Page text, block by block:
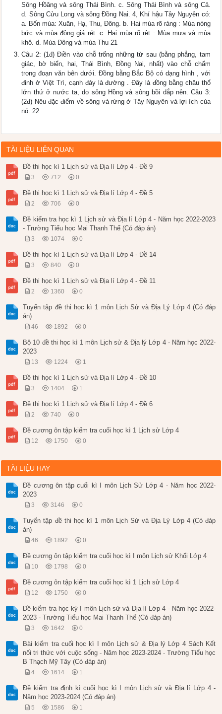
Sông Hồâng và sông Thái Bình. c. Sông Thái Bình và sông Cả.
d. Sông Cửu Long và sông Đồng Nai. 4, Khí hậu Tây Nguyên có:
a. Bốn mùa: Xuân, Hạ, Thu, Đông. b. Hai mùa rõ ràng : Mùa nóng
bức và mùa đông giá rét. c. Hai mùa rõ rệt : Mùa mưa và mùa
khô. d. Mùa Đông và mùa Thu 21
Câu 2: (1đ) Điền vào chỗ trống những từ sau (bằng phẳng, tam
giác, bờ biển, hai, Thái Bình, Đồng Nai, nhất) vào chỗ chấm
trong đoạn văn bên dưới. Đồng bằng Bắc Bộ có dạng hình , với
đỉnh ở Việt Trì, cạnh đáy là đường . Đây là đồng bằng châu thổ
lớn thứ ở nước ta, do sông Hồng và sông bồi dắp nên. Câu 3:
(2đ) Nêu đặc điểm về sông và rừng ở Tây Nguyên và lợi ích của
nó. 22
TÀI LIỆU LIÊN QUAN
Đề thi học kì 1 Lịch sử và Địa lí Lớp 4 - Đề 9
3 712 0
Đề thi học kì 1 Lịch sử và Địa lí Lớp 4 - Đề 5
2 706 0
Đề kiểm tra học kì 1 Lịch sử và Địa lí Lớp 4 - Năm học 2022-2023
- Trường Tiểu học Mai Thanh Thế (Có đáp án)
3 1074 0
Đề thi học kì 1 Lịch sử và Địa lí Lớp 4 - Đề 14
3 840 0
Đề thi học kì 1 Lịch sử và Địa lí Lớp 4 - Đề 11
2 1360 0
Tuyển tập đề thi học kì 1 môn Lịch Sử và Địa Lý Lớp 4 (Có đáp
án)
46 1892 0
Bộ 10 đề thi học kì 1 môn Lịch sử & Địa lý Lớp 4 - Năm học 2022-
2023
13 1224 1
Đề thi học kì 1 Lịch sử và Địa lí Lớp 4 - Đề 10
3 1404 1
Đề thi học kì 1 Lịch sử và Địa lí Lớp 4 - Đề 6
2 740 0
Đề cương ôn tập kiểm tra cuối học kì 1 Lịch sử Lớp 4
12 1750 0
TÀI LIỆU HAY
Đề cương ôn tập cuối kì I môn Lịch Sử Lớp 4 - Năm học 2022-
2023
3 3146 0
Tuyển tập đề thi học kì 1 môn Lịch Sử và Địa Lý Lớp 4 (Có đáp
án)
46 1892 0
Đề cương ôn tập kiểm tra cuối học kì I môn Lịch sử Khối Lớp 4
10 1798 0
Đề cương ôn tập kiểm tra cuối học kì 1 Lịch sử Lớp 4
12 1750 0
Đề kiểm tra học kỳ I môn Lịch sử và Địa lí Lớp 4 - Năm học 2022-
2023 - Trường Tiểu học Mai Thanh Thế (Có đáp án)
3 1642 0
Bài kiểm tra cuối học kì I môn Lịch sử & Địa lý Lớp 4 Sách Kết
nối tri thức với cuộc sống - Năm học 2023-2024 - Trường Tiểu học
B Thạch Mỹ Tây (Có đáp án)
4 1614 1
Đề kiểm tra định kì cuối học kì I môn Lịch sử và Địa lí Lớp 4 -
Năm học 2023-2024 (Có đáp án)
5 1586 1